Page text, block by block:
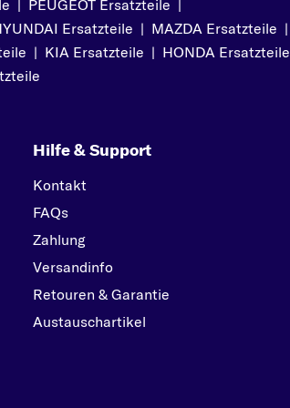
PORSCHE
SKODA
SMART
SUBARU
SUZUKI
TOYOTA
| PEUGEOT Ersatzteile |
Ersatzteile | MAZDA Ersatzteile |
| KIA Ersatzteile | HONDA Ersatzteile
Hilfe & Support
Kontakt
FAQs
Zahlung
Versandinfo
Retouren & Garantie
Austauschartikel